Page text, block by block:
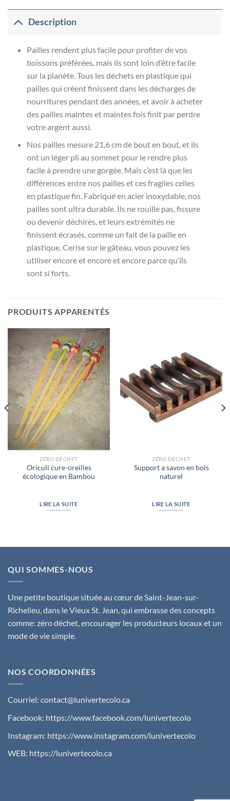
Description
Pailles rendent plus facile pour profiter de vos
boissons préférées, mais ils sont loin d’être facile
sur la planète. Tous les déchets en plastique qui
pailles qui créent finissent dans les décharges de
nourritures pendant des années, et avoir à acheter
des pailles maintes et maintes fois finit par perdre
votre argent aussi.
Nos pailles mesure 21,6 cm de bout en bout, et ils
ont un léger pli au sommet pour le rendre plus
facile à prendre une gorgée. Mais c’est là que les
différences entre nos pailles et ces fragiles celles
en plastique fin. Fabriqué en acier inoxydable, nos
pailles sont ultra durable. Ils ne rouille pas, fissure
ou devenir déchirés, et leurs extrémités ne
finissent écrasés, comme un fait de la paille en
plastique. Cerise sur le gâteau, vous pouvez les
utiliser encore et encore et encore parce qu’ils
sont si forts.
PRODUITS APPARENTÉS
ZÉRO DÉCHET
Oriculi cure-oreilles
écologique en Bambou
LIRE LA SUITE
ZÉRO DÉCHET
Support a savon en bois
naturel
LIRE LA SUITE
QUI SOMMES-NOUS
Une petite boutique située au cœur de Saint-Jean-sur-
Richelieu, dans le Vieux St. Jean, qui embrasse des concepts
comme: zéro déchet, encourager les producteurs locaux et un
mode de vie simple.
NOS COORDONNÉES
Courriel: contact@lunivertecolo.ca
Facebook: https://www.facebook.com/lunivertecolo
Instagram: https://www.instagram.com/lunivertecolo
WEB: https://lunivertecolo.ca